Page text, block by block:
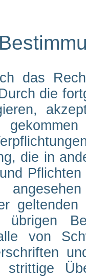
das
die
die in
von
strittige